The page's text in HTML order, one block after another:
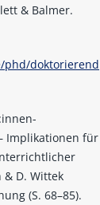
& Balmer.
phd/doktorierend
Implikationen für
& D. Wittek
(S. 68–85).